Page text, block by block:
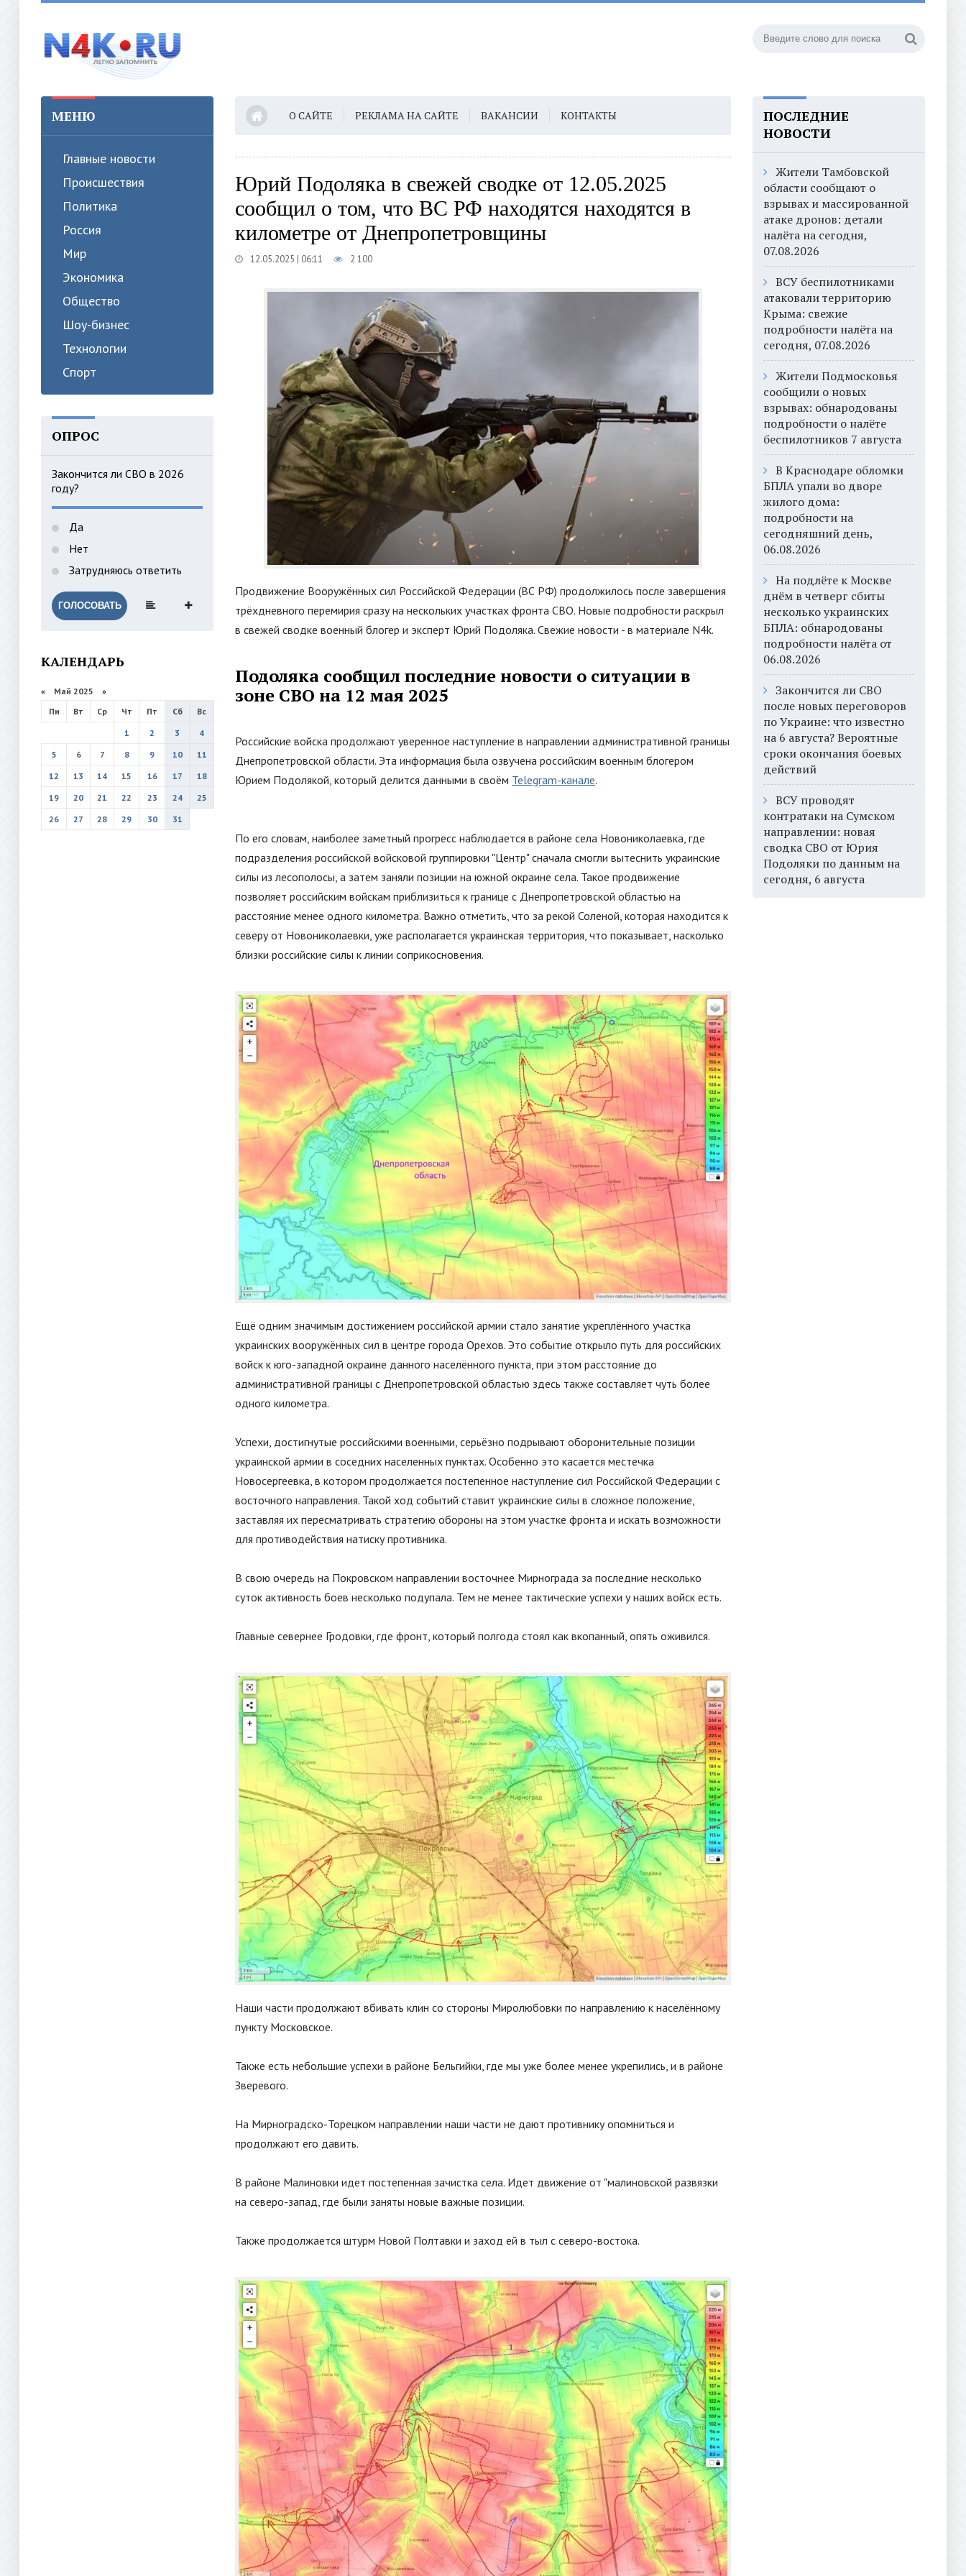
МЕНЮ
Главные новости
Происшествия
Политика
Россия
Мир
Экономика
Общество
Шоу-бизнес
Технологии
Спорт
ОПРОС
Закончится ли СВО в 2026
году?
Да
Нет
Затрудняюсь ответить
ГОЛОСОВАТЬ
КАЛЕНДАРЬ
« Май 2025 »
Пн
Вт Ср Чт Пт Сб
Вс
1
2 3
4
5
6 7 8 9 10
11
12
13 14 15 16 17
18
19
20 21 22 23 24
25
26
27 28 29 30 31
О САЙТЕ РЕКЛАМА НА САЙТЕ ВАКАНСИИ КОНТАКТЫ
Юрий Подоляка в свежей сводке от 12.05.2025
сообщил о том, что ВС РФ находятся находятся в
километре от Днепропетровщины
12.05.2025 | 06:11 2 100
Продвижение Вооружённых сил Российской Федерации (ВС РФ) продолжилось после завершения
трёхдневного перемирия сразу на нескольких участках фронта СВО. Новые подробности раскрыл
в свежей сводке военный блогер и эксперт Юрий Подоляка. Свежие новости - в материале N4k.
Подоляка сообщил последние новости о ситуации в
зоне СВО на 12 мая 2025
Российские войска продолжают уверенное наступление в направлении административной границы
Днепропетровской области. Эта информация была озвучена российским военным блогером
Юрием Подолякой, который делится данными в своём Telegram-канале.
По его словам, наиболее заметный прогресс наблюдается в районе села Новониколаевка, где
подразделения российской войсковой группировки "Центр" сначала смогли вытеснить украинские
силы из лесополосы, а затем заняли позиции на южной окраине села. Такое продвижение
позволяет российским войскам приблизиться к границе с Днепропетровской областью на
расстояние менее одного километра. Важно отметить, что за рекой Соленой, которая находится к
северу от Новониколаевки, уже располагается украинская территория, что показывает, насколько
близки российские силы к линии соприкосновения.
Ещё одним значимым достижением российской армии стало занятие укреплённого участка
украинских вооружённых сил в центре города Орехов. Это событие открыло путь для российских
войск к юго-западной окраине данного населённого пункта, при этом расстояние до
административной границы с Днепропетровской областью здесь также составляет чуть более
одного километра.
Успехи, достигнутые российскими военными, серьёзно подрывают оборонительные позиции
украинской армии в соседних населенных пунктах. Особенно это касается местечка
Новосергеевка, в котором продолжается постепенное наступление сил Российской Федерации с
восточного направления. Такой ход событий ставит украинские силы в сложное положение,
заставляя их пересматривать стратегию обороны на этом участке фронта и искать возможности
для противодействия натиску противника.
В свою очередь на Покровском направлении восточнее Мирнограда за последние несколько
суток активность боев несколько подупала. Тем не менее тактические успехи у наших войск есть.
Главные севернее Гродовки, где фронт, который полгода стоял как вкопанный, опять оживился.
Наши части продолжают вбивать клин со стороны Миролюбовки по направлению к населённому
пункту Московское.
Также есть небольшие успехи в районе Бельгийки, где мы уже более менее укрепились, и в районе
Зверевого.
На Мирноградско-Торецком направлении наши части не дают противнику опомниться и
продолжают его давить.
В районе Малиновки идет постепенная зачистка села. Идет движение от "малиновской развязки
на северо-запад, где были заняты новые важные позиции.
Также продолжается штурм Новой Полтавки и заход ей в тыл с северо-востока.
ПОСЛЕДНИЕ
НОВОСТИ
Жители Тамбовской
области сообщают о
взрывах и массированной
атаке дронов: детали
налёта на сегодня,
07.08.2026
ВСУ беспилотниками
атаковали территорию
Крыма: свежие
подробности налёта на
сегодня, 07.08.2026
Жители Подмосковья
сообщили о новых
взрывах: обнародованы
подробности о налёте
беспилотников 7 августа
В Краснодаре обломки
БПЛА упали во дворе
жилого дома:
подробности на
сегодняшний день,
06.08.2026
На подлёте к Москве
днём в четверг сбиты
несколько украинских
БПЛА: обнародованы
подробности налёта от
06.08.2026
Закончится ли СВО
после новых переговоров
по Украине: что известно
на 6 августа? Вероятные
сроки окончания боевых
действий
ВСУ проводят
контратаки на Сумском
направлении: новая
сводка СВО от Юрия
Подоляки по данным на
сегодня, 6 августа